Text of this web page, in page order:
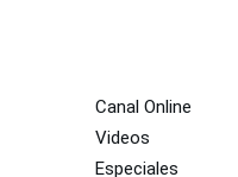
Canal Online
Videos
Especiales